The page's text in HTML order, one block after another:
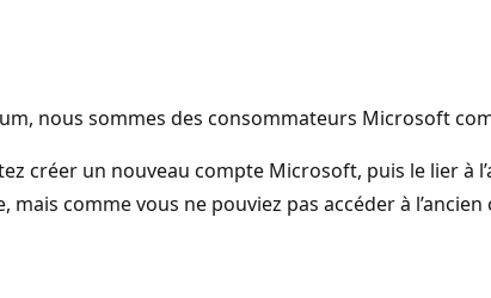
nous sommes des consommateurs Microsoft
créer un nouveau compte Microsoft, puis le lier à
comme vous ne pouviez pas accéder à l’ancien